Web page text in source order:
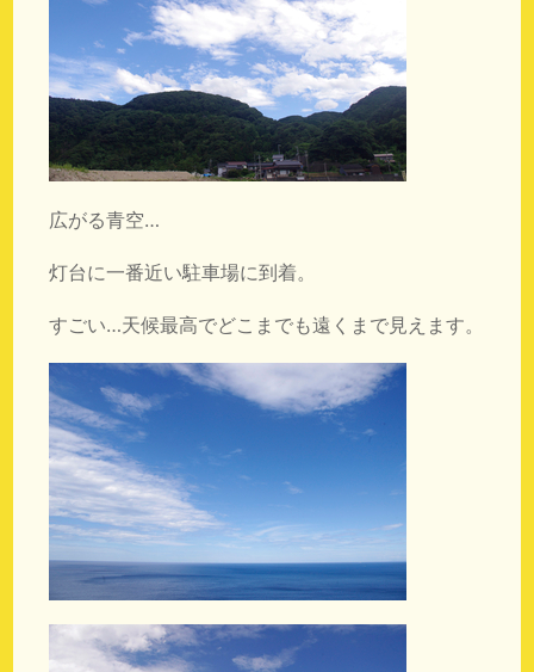
広がる青空…
灯台に一番近い駐車場に到着。
すごい…天候最高でどこまでも遠くまで見えます。